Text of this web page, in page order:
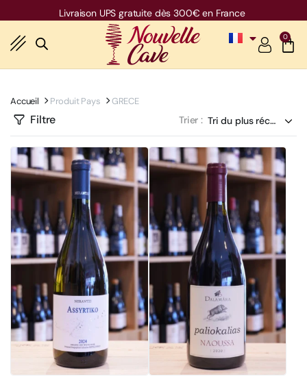
Livraison UPS gratuite dès 300€ en France
0
Accueil Produit Pays GRECE
Filtre Trier :